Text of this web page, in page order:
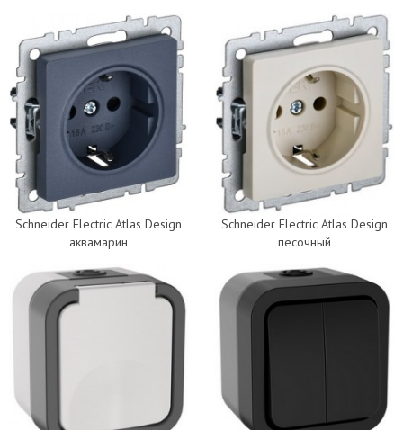
Schneider Electric Atlas Design
аквамарин
Schneider Electric Atlas Design
песочный